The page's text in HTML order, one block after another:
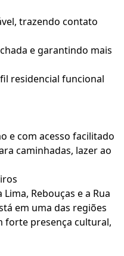
trazendo contato
e garantindo mais
residencial funcional
e com acesso facilitado
caminhadas, lazer ao
Rebouças e a Rua
em uma das regiões
forte presença cultural,